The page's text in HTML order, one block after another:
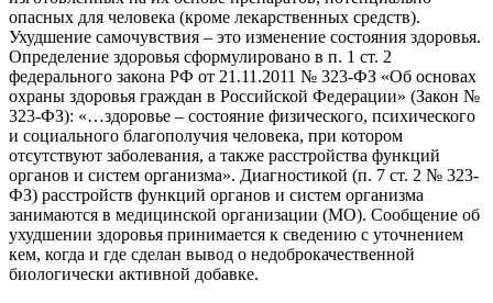
опасных для человека (кроме лекарственных средств).
Ухудшение самочувствия – это изменение состояния здоровья.
Определение здоровья сформулировано в п. 1 ст. 2
федерального закона РФ от 21.11.2011 № 323-ФЗ «Об основах
охраны здоровья граждан в Российской Федерации» (Закон №
323-ФЗ): «…здоровье – состояние физического, психического
и социального благополучия человека, при котором
отсутствуют заболевания, а также расстройства функций
органов и систем организма». Диагностикой (п. 7 ст. 2 № 323-
ФЗ) расстройств функций органов и систем организма
занимаются в медицинской организации (МО). Сообщение об
ухудшении здоровья принимается к сведению с уточнением
кем, когда и где сделан вывод о недоброкачественной
биологически активной добавке.